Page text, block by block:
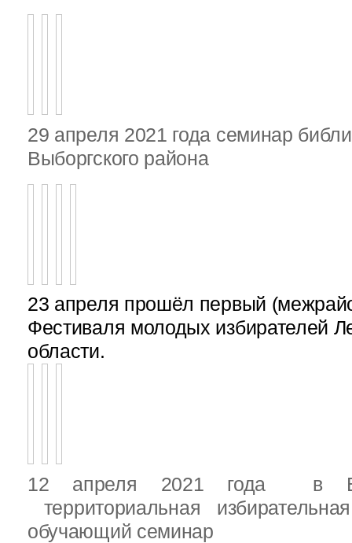
29 апреля 2021 года семинар
Выборгского района
23 апреля прошёл первый
Фестиваля молодых избирателей
области.
12 апреля 2021 года в
территориальная
обучающий семинар